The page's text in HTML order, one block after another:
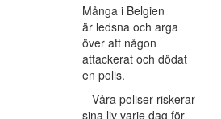
Många i Belgien
är ledsna och arga
över att någon
attackerat och dödat
en polis.
– Våra poliser riskerar
sina liv varje dag för